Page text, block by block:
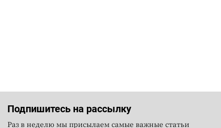
Подпишитесь на рассылку
Раз в неделю мы присылаем самые важные статьи